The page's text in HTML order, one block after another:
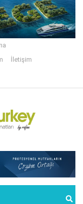
İletişim